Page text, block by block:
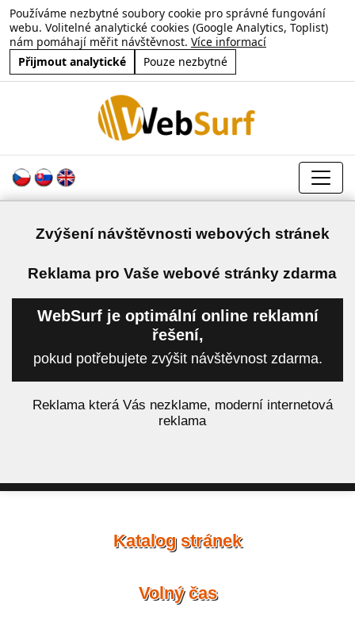
Používáme nezbytné soubory cookie pro správné fungování
webu. Volitelné analytické cookies (Google Analytics, Toplist)
nám pomáhají měřit návštěvnost. Více informací
Přijmout analytické
Pouze nezbytné
Zvýšení návštěvnosti webových stránek
Reklama pro Vaše webové stránky zdarma
WebSurf je optimální online reklamní
řešení,
pokud potřebujete zvýšit návštěvnost zdarma.
Reklama která Vás nezklame, moderní internetová
reklama
Katalog stránek
Volný čas